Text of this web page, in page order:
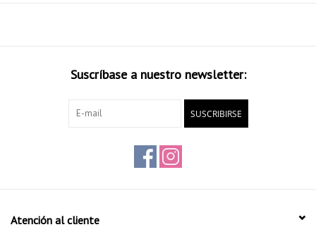
Suscríbase a nuestro newsletter:
SUSCRIBIRSE
Atención al cliente